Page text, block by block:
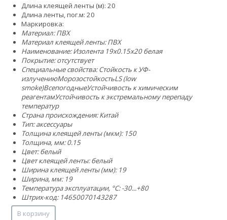
Длина клеящей ленты (м): 20
Длина ленты, пог.м: 20
Маркировка:
Материал: ПВХ
Материал клеящей ленты: ПВХ
Наименование: Изолента 19х0.15х20 белая
Покрытие: отсутствует
Специальные свойства:Стойкость к УФ-
излучениюМорозостойкостьLS (low
smoke)ВсепогодныеУстойчивость к химическим
реагентамУстойчивость к экстремальному перепаду
температур
Страна происхождения: Китай
Тип: аксессуары
Толщина клеящей ленты (мкм): 150
Толщина, мм: 0.15
Цвет: белый
Цвет клеящей ленты: белый
Ширина клеящей ленты (мм): 19
Ширина, мм: 19
Температура эксплуатации, °C: -30...+80
Штрих-код: 14650070143287
В корзину